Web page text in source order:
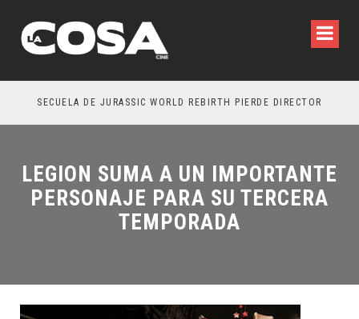
SECUELA DE JURASSIC WORLD REBIRTH PIERDE DIRECTOR
LEGION SUMA A UN IMPORTANTE
PERSONAJE PARA SU TERCERA
TEMPORADA